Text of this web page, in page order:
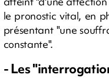
le pronostic vital, en
présentant "une
constante".
- Les